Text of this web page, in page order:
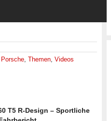
Porsche, Themen, Videos
T5 R-Design – Sportliche